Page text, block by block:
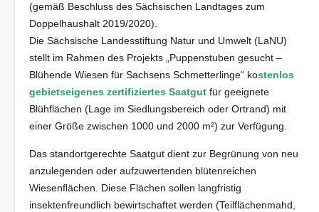
(gemäß Beschluss des Sächsischen Landtages zum
Doppelhaushalt 2019/2020).
Die Sächsische Landesstiftung Natur und Umwelt (LaNU)
stellt im Rahmen des Projekts „Puppenstuben gesucht –
Blühende Wiesen für Sachsens Schmetterlinge“ kostenlos
gebietseigenes zertifiziertes Saatgut für geeignete
Blühflächen (Lage im Siedlungsbereich oder Ortrand) mit
einer Größe zwischen 1000 und 2000 m²) zur Verfügung.
Das standortgerechte Saatgut dient zur Begrünung von neu
anzulegenden oder aufzuwertenden blütenreichen
Wiesenflächen. Diese Flächen sollen langfristig
insektenfreundlich bewirtschaftet werden (Teilflächenmahd,